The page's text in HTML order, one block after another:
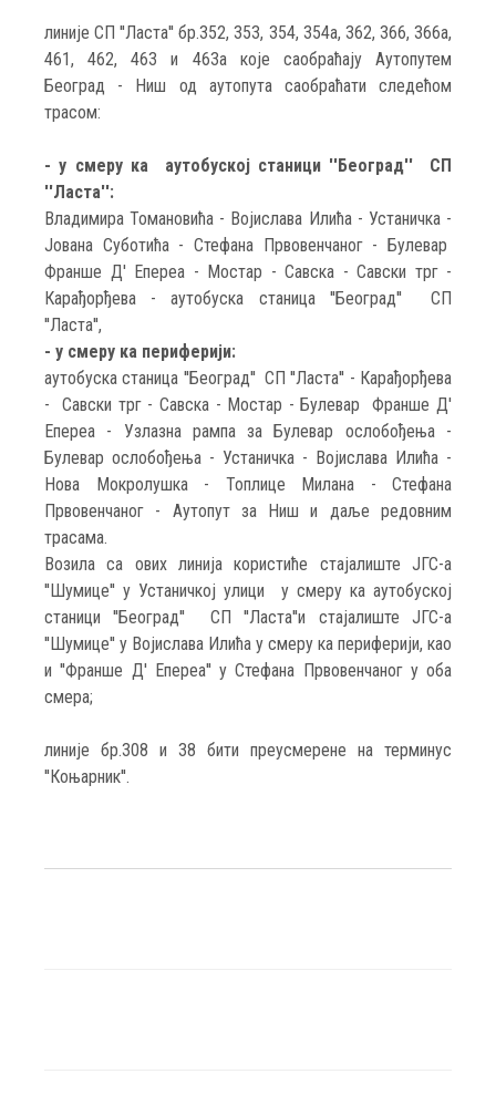
линије СП ''Ласта'' бр.352, 353, 354, 354а, 362, 366, 366а,
461, 462, 463 и 463а које саобраћају Аутопутем
Београд - Ниш од аутопута саобраћати следећом
трасом:
- у смеру ка аутобуској станици ''Београд'' СП
''Ласта'':
Владимира Томановића - Војислава Илића - Устаничка -
Јована Суботића - Стефана Првовенчаног - Булевар
Франше Д' Епереа - Мостар - Савска - Савски трг -
Карађорђева - аутобуска станица ''Београд'' СП
''Ласта'',
- у смеру ка периферији:
аутобуска станица ''Београд'' СП ''Ласта'' - Карађорђева
- Савски трг - Савска - Мостар - Булевар Франше Д'
Епереа - Узлазна рампа за Булевар ослобођења -
Булевар ослобођења - Устаничка - Војислава Илића -
Нова Мокролушка - Топлице Милана - Стефана
Првовенчаног - Аутопут за Ниш и даље редовним
трасама.
Возила са ових линија користиће стајалиште ЈГС-а
''Шумице'' у Устаничкој улици у смеру ка аутобуској
станици ''Београд'' СП ''Ласта''и стајалиште ЈГС-а
''Шумице'' у Војислава Илића у смеру ка периферији, као
и ''Франше Д' Епереа'' у Стефана Првовенчаног у оба
смера;
линије бр.308 и 38 бити преусмерене на терминус
''Коњарник''.